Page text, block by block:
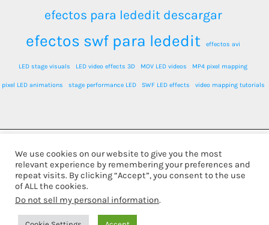
efectos para lededit descargar
efectos swf para lededit effectos avi
LED stage visuals LED video effects 3D MOV LED videos MP4 pixel mapping
pixel LED animations stage performance LED SWF LED effects video mapping tutorials
Todos los derechos © 2026 LEDPixel.net - VJ Effects and
LED Content | Funciona gracias a
WordPress
We use cookies on our website to give you the most
relevant experience by remembering your preferences and
repeat visits. By clicking “Accept”, you consent to the use
of ALL the cookies.
Do not sell my personal information.